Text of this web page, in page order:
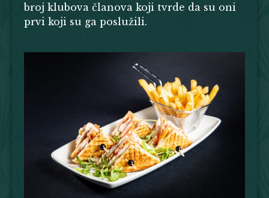
broj klubova članova koji tvrde da su oni
prvi koji su ga poslužili.